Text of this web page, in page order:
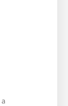
a